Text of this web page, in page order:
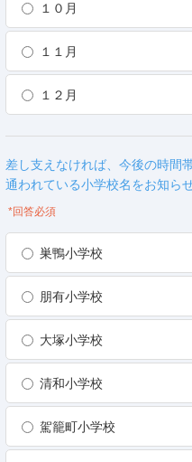
１０月
１１月
１２月
差し支えなければ、今後の時間
通われている小学校名をお知ら
*回答必須
巣鴨小学校
朋有小学校
大塚小学校
清和小学校
駕籠町小学校